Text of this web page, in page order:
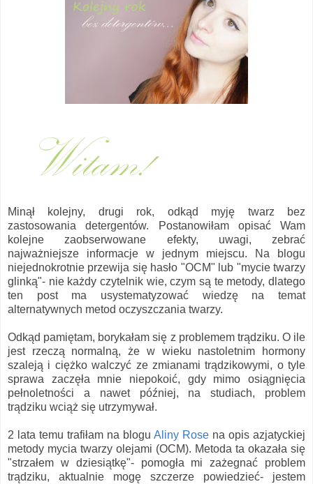
Minął kolejny, drugi rok, odkąd myję twarz bez
zastosowania detergentów. Postanowiłam opisać Wam
kolejne zaobserwowane efekty, uwagi, zebrać
najważniejsze informacje w jednym miejscu. Na blogu
niejednokrotnie przewija się hasło "OCM" lub "mycie twarzy
glinką"- nie każdy czytelnik wie, czym są te metody, dlatego
ten post ma usystematyzować wiedzę na temat
alternatywnych metod oczyszczania twarzy.
Odkąd pamiętam, borykałam się z problemem trądziku. O ile
jest rzeczą normalną, że w wieku nastoletnim hormony
szaleją i ciężko walczyć ze zmianami trądzikowymi, o tyle
sprawa zaczęła mnie niepokoić, gdy mimo osiągnięcia
pełnoletności a nawet później, na studiach, problem
trądziku wciąż się utrzymywał.
2 lata temu trafiłam na blogu Aliny Rose na opis azjatyckiej
metody mycia twarzy olejami (OCM). Metoda ta okazała się
"strzałem w dziesiątkę"- pomogła mi zażegnać problem
trądziku, aktualnie mogę szczerze powiedzieć- jestem